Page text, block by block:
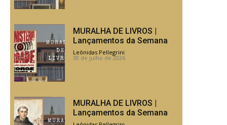
MURALHA DE LIVROS |
Lançamentos da Semana
Leônidas Pellegrini -
30 de julho de 2026
MURALHA DE LIVROS |
Lançamentos da Semana